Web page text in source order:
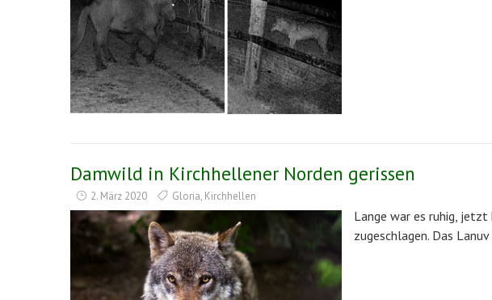
Damwild in Kirchhellener Norden gerissen
2. März 2020 Gloria, Kirchhellen
Lange war es ruhig,
zugeschlagen. Das